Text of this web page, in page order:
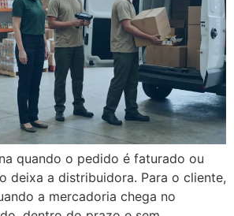
quando o pedido é faturado ou
deixa a distribuidora. Para o cliente,
a mercadoria chega no